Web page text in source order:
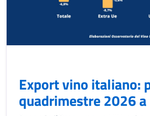
Export vino italiano:
quadrimestre 2026 a